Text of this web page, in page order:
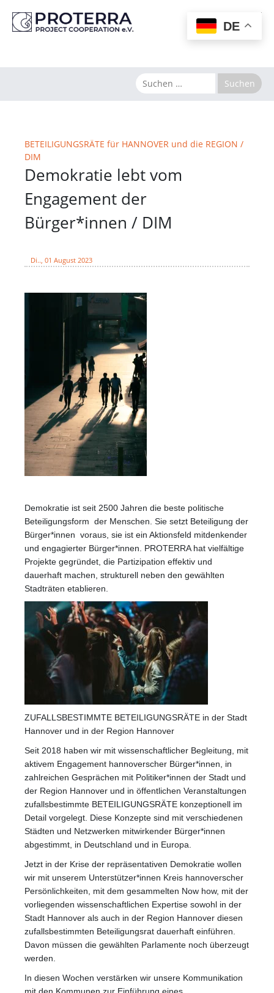
BETEILIGUNGSRÄTE für HANNOVER und die REGION /
DIM
Demokratie lebt vom
Engagement der
Bürger*innen / DIM
Di.., 01 August 2023
Demokratie ist seit 2500 Jahren die beste politische
Beteiligungsform der Menschen. Sie setzt Beteiligung der
Bürger*innen voraus, sie ist ein Aktionsfeld mitdenkender
und engagierter Bürger*innen. PROTERRA hat vielfältige
Projekte gegründet, die Partizipation effektiv und
dauerhaft machen, strukturell neben den gewählten
Stadträten etablieren.
ZUFALLSBESTIMMTE BETEILIGUNGSRÄTE in der Stadt
Hannover und in der Region Hannover
Seit 2018 haben wir mit wissenschaftlicher Begleitung, mit
aktivem Engagement hannoverscher Bürger*innen, in
zahlreichen Gesprächen mit Politiker*innen der Stadt und
der Region Hannover und in öffentlichen Veranstaltungen
zufallsbestimmte BETEILIGUNGSRÄTE konzeptionell im
Detail vorgelegt. Diese Konzepte sind mit verschiedenen
Städten und Netzwerken mitwirkender Bürger*innen
abgestimmt, in Deutschland und in Europa.
Jetzt in der Krise der repräsentativen Demokratie wollen
wir mit unserem Unterstützer*innen Kreis hannoverscher
Persönlichkeiten, mit dem gesammelten Now how, mit der
vorliegenden wissenschaftlichen Expertise sowohl in der
Stadt Hannover als auch in der Region Hannover diesen
zufallsbestimmten Beteiligungsrat dauerhaft einführen.
Davon müssen die gewählten Parlamente noch überzeugt
werden.
In diesen Wochen verstärken wir unsere Kommunikation
DE